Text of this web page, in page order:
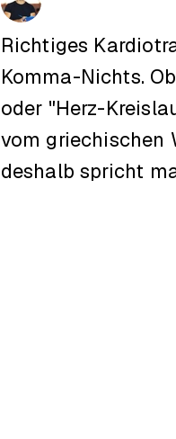
Richtiges
Komma-Nichts.
oder "Herz-
vom griechischen
deshalb spricht